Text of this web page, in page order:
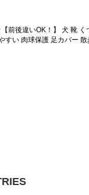
前後違いOK！】 犬 靴 く
すい 肉球保護 足カバー